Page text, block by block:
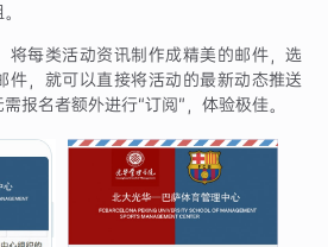
将每类活动资讯制作成精美的邮件，选
件，就可以直接将活动的最新动态推送
报名者额外进行“订阅”，体验极佳。